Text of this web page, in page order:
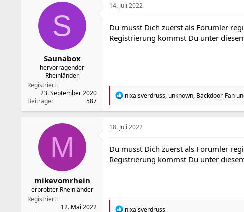
t
n
e
S
Saunabox
hervorragender
Rheinländer
Registriert
23. September 2020
Beiträge
587
14. Juli 2022
Du musst Dich zuerst als Forumler
Registrierung kommst Du unter
R
a
t
n
e
nixalsverdruss, unknown, Backdoor-Fan
M
mikevomrhein
erprobter Rheinländer
Registriert
12. Mai 2022
18. Juli 2022
Du musst Dich zuerst als Forumler
Registrierung kommst Du unter
R
nixalsverdruss